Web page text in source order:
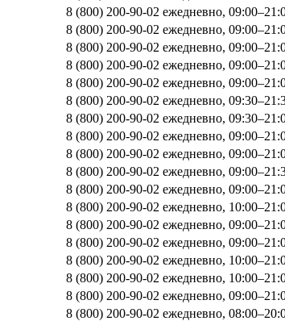
8 (800) 200-90-02 ежедневно,
8 (800) 200-90-02 ежедневно,
8 (800) 200-90-02 ежедневно,
8 (800) 200-90-02 ежедневно,
8 (800) 200-90-02 ежедневно,
8 (800) 200-90-02 ежедневно,
8 (800) 200-90-02 ежедневно,
8 (800) 200-90-02 ежедневно,
8 (800) 200-90-02 ежедневно,
8 (800) 200-90-02 ежедневно,
8 (800) 200-90-02 ежедневно,
8 (800) 200-90-02 ежедневно,
8 (800) 200-90-02 ежедневно,
8 (800) 200-90-02 ежедневно,
8 (800) 200-90-02 ежедневно,
8 (800) 200-90-02 ежедневно,
8 (800) 200-90-02 ежедневно,
8 (800) 200-90-02 ежедневно,